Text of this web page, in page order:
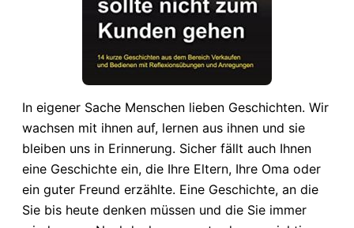
In eigener Sache Menschen lieben Geschichten. Wir
wachsen mit ihnen auf, lernen aus ihnen und sie
bleiben uns in Erinnerung. Sicher fällt auch Ihnen
eine Geschichte ein, die Ihre Eltern, Ihre Oma oder
ein guter Freund erzählte. Eine Geschichte, an die
Sie bis heute denken müssen und die Sie immer